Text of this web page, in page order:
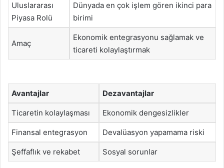
Uluslararası
Piyasa Rolü
Dünyada en çok işlem gören ikinci para
birimi
Amaç
Ekonomik entegrasyonu sağlamak ve
ticareti kolaylaştırmak
Avantajlar Dezavantajlar
Ticaretin kolaylaşması Ekonomik dengesizlikler
Finansal entegrasyon Devalüasyon yapamama riski
Şeffaflık ve rekabet Sosyal sorunlar